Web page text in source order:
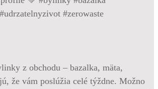
z obchodu – bazalka, mäta,
že vám poslúžia celé týždne. Možno